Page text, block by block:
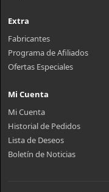
Extra
Fabricantes
Programa de Afiliados
Ofertas Especiales
Mi Cuenta
Mi Cuenta
Historial de Pedidos
Lista de Deseos
Boletín de Noticias